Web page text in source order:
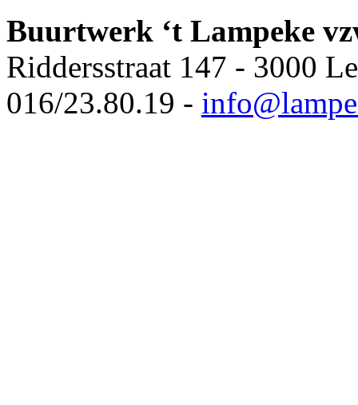
Buurtwerk ‘t Lampeke
Riddersstraat 147 - 3000
016/23.80.19 -